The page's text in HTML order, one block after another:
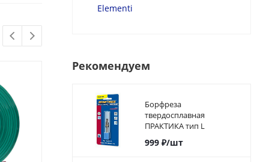
Elementi
Рекомендуем
Борфреза
твердосплавная
ПРАКТИКА тип L
коническая с
закруглением, 8 х 20 мм,
999₽/шт